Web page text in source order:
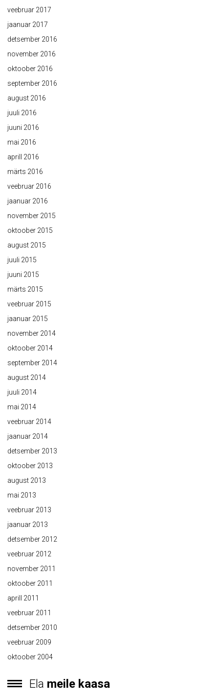
veebruar 2017
jaanuar 2017
detsember 2016
november 2016
oktoober 2016
september 2016
august 2016
juuli 2016
juuni 2016
mai 2016
aprill 2016
märts 2016
veebruar 2016
jaanuar 2016
november 2015
oktoober 2015
august 2015
juuli 2015
juuni 2015
märts 2015
veebruar 2015
jaanuar 2015
november 2014
oktoober 2014
september 2014
august 2014
juuli 2014
mai 2014
veebruar 2014
jaanuar 2014
detsember 2013
oktoober 2013
august 2013
mai 2013
veebruar 2013
jaanuar 2013
detsember 2012
veebruar 2012
november 2011
oktoober 2011
aprill 2011
veebruar 2011
detsember 2010
veebruar 2009
oktoober 2004
Ela meile kaasa